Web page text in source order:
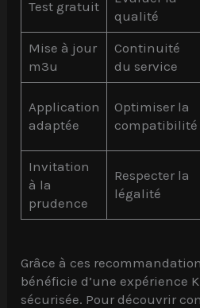
Test gratuit
qualité
Mise à jour
m3u
Continuité
du service
Application
adaptée
Optimiser la
compatibilité
Invitation
à la
prudence
Respecter la
légalité
Grâce à ces
bénéficie d’une expérience
sécurisée. Pour découvrir